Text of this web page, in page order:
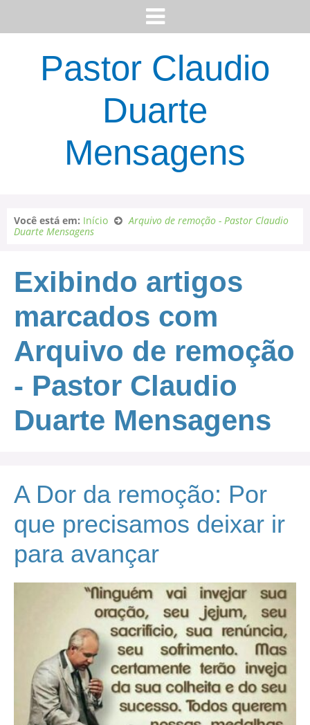
Pastor Claudio
Duarte
Mensagens
Você está em: Início
Arquivo de remoção - Pastor Claudio
Duarte Mensagens
Exibindo artigos
marcados com
Arquivo de remoção
- Pastor Claudio
Duarte Mensagens
A Dor da remoção: Por
que precisamos deixar ir
para avançar